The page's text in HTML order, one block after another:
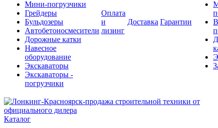
Мини-погрузчики
Грейдеры
Бульдозеры
Автобетоносмесители
Дорожные катки
Навесное
оборудование
Экскаваторы
Экскаваторы -
погрузчики
Оплата
и
лизинг
Доставка Гарантии
Каталог